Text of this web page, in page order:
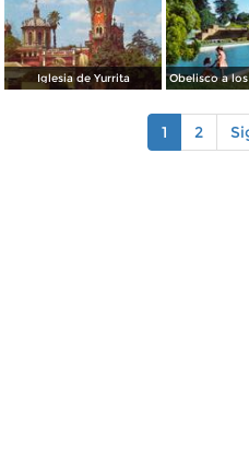
Iglesia de Yurrita
1 2